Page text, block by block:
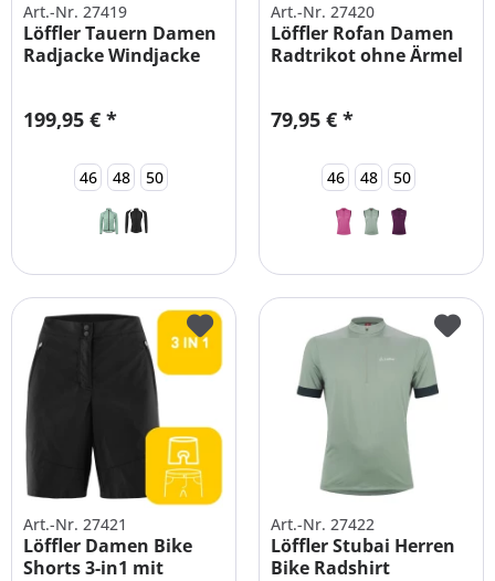
Art.-Nr. 27419
Löffler Tauern Damen
Radjacke Windjacke
199,95 € *
46 48 50
Art.-Nr. 27420
Löffler Rofan Damen
Radtrikot ohne Ärmel
79,95 € *
46 48 50
Art.-Nr. 27421
Löffler Damen Bike
Shorts 3-in1 mit
Art.-Nr. 27422
Löffler Stubai Herren
Bike Radshirt